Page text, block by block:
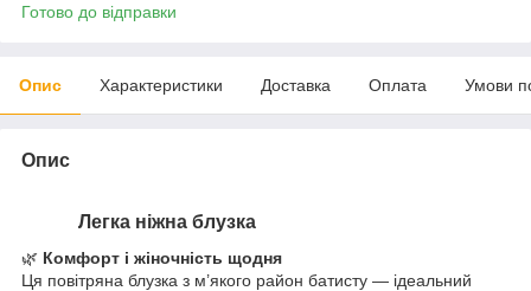
Готово до відправки
Опис Характеристики Доставка Оплата Умови
Опис
Легка ніжна блузка
🌿 Комфорт і жіночність щодня
Ця повітряна блузка з м’якого район батисту — ідеальний